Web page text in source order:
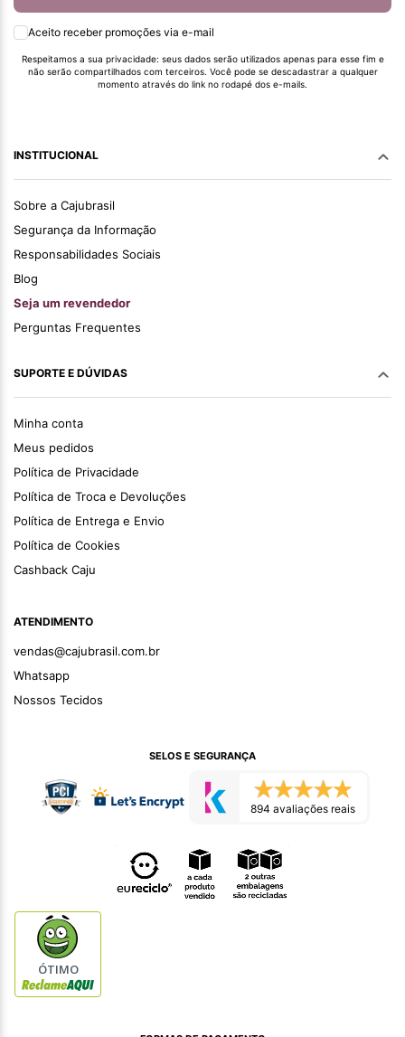
Aceito receber promoções via e-mail
Respeitamos a sua privacidade: seus dados serão utilizados apenas para esse fim e
não serão compartilhados com terceiros. Você pode se descadastrar a qualquer
momento através do link no rodapé dos e-mails.
INSTITUCIONAL
Sobre a Cajubrasil
Segurança da Informação
Responsabilidades Sociais
Blog
Seja um revendedor
Perguntas Frequentes
SUPORTE E DÚVIDAS
Minha conta
Meus pedidos
Política de Privacidade
Política de Troca e Devoluções
Política de Entrega e Envio
Política de Cookies
Cashback Caju
ATENDIMENTO
vendas@cajubrasil.com.br
Whatsapp
Nossos Tecidos
SELOS E SEGURANÇA
894 avaliações reais
ÓTIMO